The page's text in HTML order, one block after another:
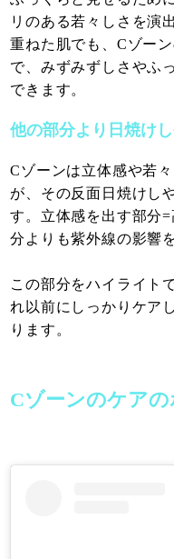
リのある若々しさを演
重ねた肌でも、Cゾー
で、みずみずしさやふ
できます。
他の部分より日焼け
Cゾーンは立体感や若
が、その反面日焼けし
す。立体感を出す部分
分よりも紫外線の影響
この部分をハイライト
れ以前にしっかりケア
ります。
Cゾーンのケアの